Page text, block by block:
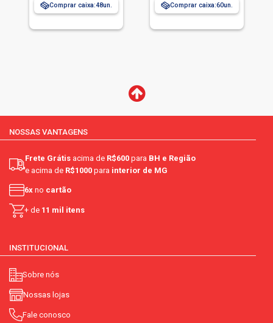
Comprar caixa:48 Comprar caixa:60
NOSSAS VANTAGENS
Frete Grátis acima de R$600 para BH e Região
e acima de R$1000 para interior de MG
6x no cartão
+ de 11 mil itens
INSTITUCIONAL
Sobre nós
Nossas lojas
Fale conosco